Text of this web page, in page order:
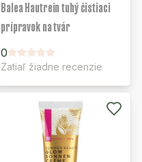
Balea Hautrein tuhý čistiaci
prípravok na tvár
0
Zatiaľ žiadne recenzie